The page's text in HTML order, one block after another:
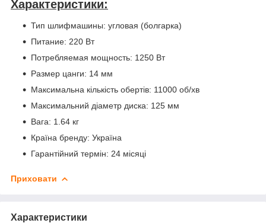
Характеристики:
Тип шлифмашины: угловая (болгарка)
Питание: 220 Вт
Потребляемая мощность: 1250 Вт
Размер цанги: 14 мм
Максимальна кількість обертів: 11000 об/хв
Максимальний діаметр диска: 125 мм
Вага: 1.64 кг
Країна бренду: Україна
Гарантійний термін: 24 місяці
Приховати
Характеристики